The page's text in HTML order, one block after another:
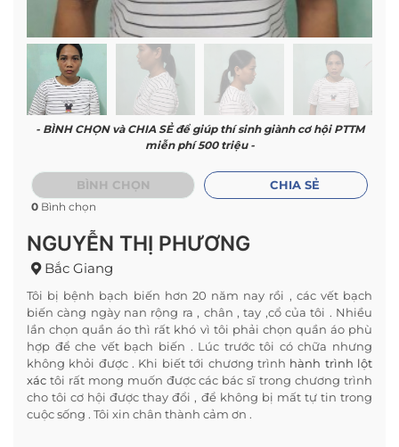
- BÌNH CHỌN và CHIA SẺ để giúp thí sinh giành cơ hội PTTM
miễn phí 500 triệu -
BÌNH CHỌN
0 Bình chọn
CHIA SẺ
NGUYỄN THỊ PHƯƠNG
Bắc Giang
Tôi bị bệnh bạch biến hơn 20 năm nay rồi , các vết bạch
biến càng ngày nan rộng ra , chân , tay ,cổ của tôi . Nhiều
lần chọn quần áo thì rất khó vì tôi phải chọn quần áo phù
hợp để che vết bạch biến . Lúc trước tôi có chữa nhưng
không khỏi được . Khi biết tới chương trình hành trình lột
xác tôi rất mong muốn được các bác sĩ trong chương trình
cho tôi cơ hội được thay đổi , để không bị mất tự tin trong
cuộc sống . Tôi xin chân thành cảm ơn .